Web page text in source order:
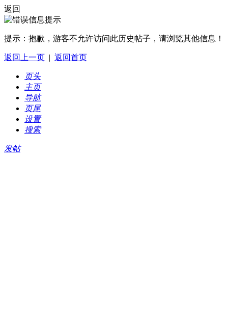
返回
提示： 抱歉，游客不允许访问此历史帖子，请浏览其他信息！
返回上一页 | 返回首页
页头
主页
导航
页尾
设置
搜索
发帖